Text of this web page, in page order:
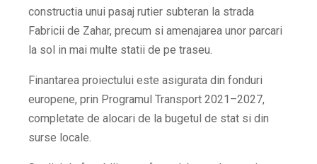
constructia unui pasaj rutier subteran la strada
Fabricii de Zahar, precum si amenajarea unor parcari
la sol in mai multe statii de pe traseu.
Finantarea proiectului este asigurata din fonduri
europene, prin Programul Transport 2021–2027,
completate de alocari de la bugetul de stat si din
surse locale.